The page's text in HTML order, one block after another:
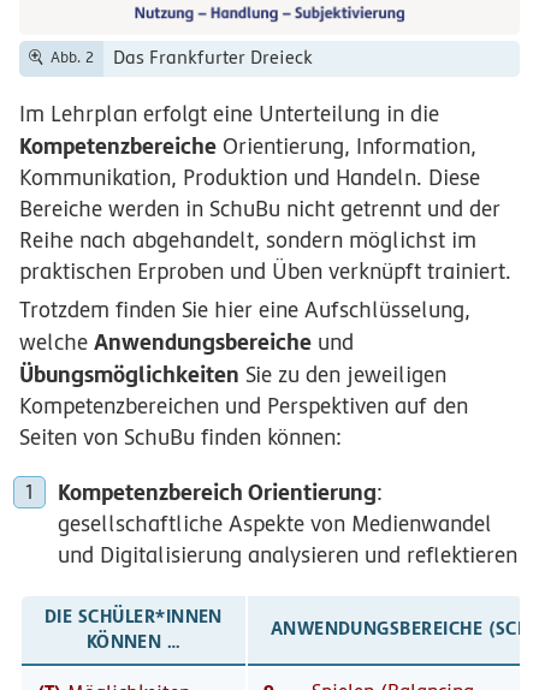
Abb. 2 Das Frankfurter Dreieck
Im Lehrplan erfolgt eine Unterteilung in die
Kompetenzbereiche Orientierung, Information,
Kommunikation, Produktion und Handeln. Diese
Bereiche werden in SchuBu nicht getrennt und der
Reihe nach abgehandelt, sondern möglichst im
praktischen Erproben und Üben verknüpft trainiert.
Trotzdem finden Sie hier eine Aufschlüsselung,
welche Anwendungsbereiche und
Übungsmöglichkeiten Sie zu den jeweiligen
Kompetenzbereichen und Perspektiven auf den
Seiten von SchuBu finden können:
Kompetenzbereich Orientierung:
gesellschaftliche Aspekte von Medienwandel
und Digitalisierung analysieren und reflektieren
DIE SCHÜLER*INNEN
KÖNNEN …
ANWENDUNGSBEREICHE